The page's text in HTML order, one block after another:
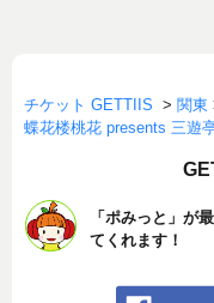
チケット GETTIIS > 関東
蝶花楼桃花 presents 三遊
「ポみっと」が
てくれます！